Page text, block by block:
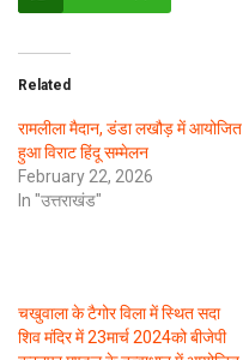
Related
रामलीला मैदान, डंडा लखौड़ में आयोजित
हुआ विराट हिंदू सम्मेलन
February 22, 2026
In "उत्तराखंड"
चखुवाला के टैगोर विला में स्थित सदा
शिव मंदिर में 23मार्च 2024को बीजेपी